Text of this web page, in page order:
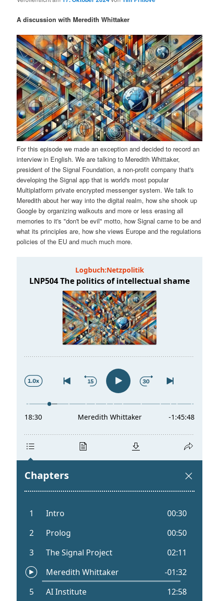
m
ä
r
e
n
I
n
h
a
l
e
u
n
d
ä
r
e
n
I
n
h
n
e
n
n
v
i
g
a
t
i
o
n
A discussion with Meredith Whittaker
For this episode we made an exception and decided to record an
interview in English. We are talking to Meredith Whittaker,
president of the Signal Foundation, a non-profit company that's
developing the Signal app that is world's most popular
Multiplatform private encrypted messenger system. We talk to
Meredith about her way into the digital realm, how she shook up
Google by organizing walkouts and more or less erasing all
memories to it's "don't be evil" motto, how Signal came to be and
what its principles are, how she views Europe and the regulations
policies of the EU and much much more.